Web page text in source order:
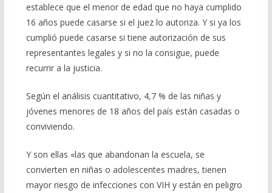
establece que el menor de edad que no haya cumplido
16 años puede casarse si el juez lo autoriza. Y si ya los
cumplió puede casarse si tiene autorización de sus
representantes legales y si no la consigue, puede
recurrir a la justicia.
Según el análisis cuantitativo, 4,7 % de las niñas y
jóvenes menores de 18 años del país están casadas o
conviviendo.
Y son ellas «las que abandonan la escuela, se
convierten en niñas o adolescentes madres, tienen
mayor riesgo de infecciones con VIH y están en peligro